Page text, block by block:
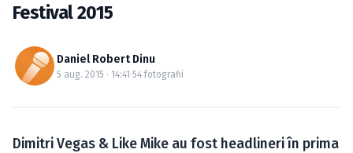
Caută în site...
Festival 2015
Daniel Robert Dinu
5 aug. 2015 · 14:41·54 fotografii
Dimitri Vegas & Like Mike au fost headlineri în prima